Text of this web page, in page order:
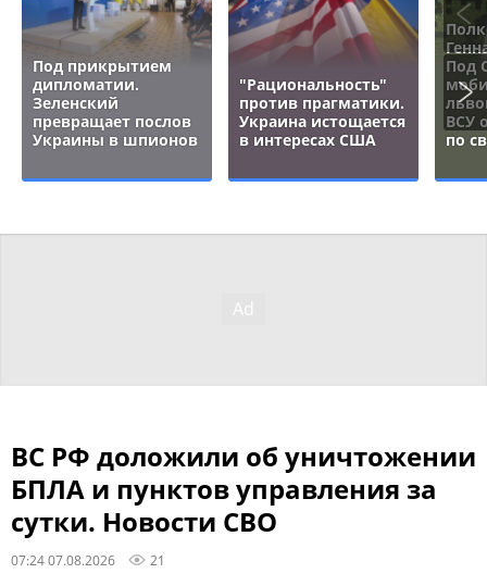
Под прикрытием
дипломатии.
Зеленский
превращает послов
Украины в шпионов
"Рациональность"
против прагматики.
Украина истощается
в интересах США
Под
ВСУ
по
ВС РФ доложили об уничтожении
БПЛА и пунктов управления за
сутки. Новости СВО
07:24 07.08.2026 21